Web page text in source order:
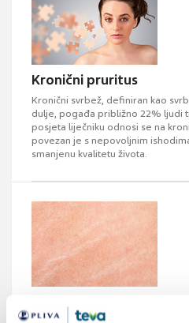
Kronični pruritus
Kronični svrbež, definiran kao
dulje, pogađa približno 22% ljudi
posjeta liječniku odnosi se na
povezan je s nepovoljnim
smanjenu kvalitetu života.
ventricosus dermatitis